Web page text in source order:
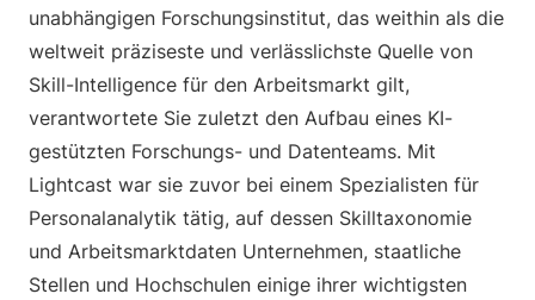
unabhängigen Forschungsinstitut, das weithin als die
weltweit präziseste und verlässlichste Quelle von
Skill-Intelligence für den Arbeitsmarkt gilt,
verantwortete Sie zuletzt den Aufbau eines KI-
gestützten Forschungs- und Datenteams. Mit
Lightcast war sie zuvor bei einem Spezialisten für
Personalanalytik tätig, auf dessen Skilltaxonomie
und Arbeitsmarktdaten Unternehmen, staatliche
Stellen und Hochschulen einige ihrer wichtigsten